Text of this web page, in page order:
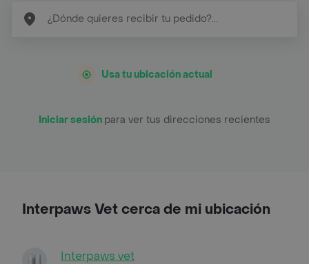
Usa tu ubicación actual
Iniciar sesión para ver tus direcciones recientes
Interpaws Vet cerca de mi ubicación
Interpaws vet